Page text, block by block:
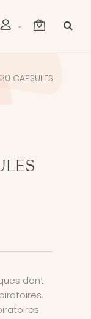
CAPSULES
dont